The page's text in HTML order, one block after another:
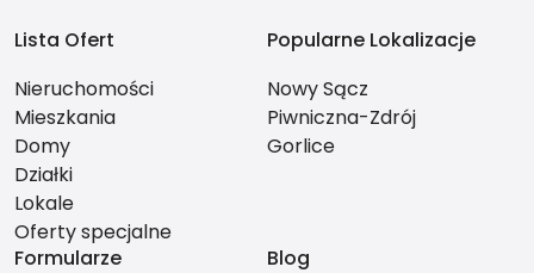
Lista Ofert
Nieruchomości
Mieszkania
Domy
Działki
Lokale
Oferty specjalne
Popularne Lokalizacje
Nowy Sącz
Piwniczna-Zdrój
Gorlice
Formularze
Blog